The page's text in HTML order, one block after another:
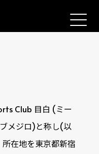
Club 目白 (ミー
メジロ)と称し(以
在地を東京都新宿